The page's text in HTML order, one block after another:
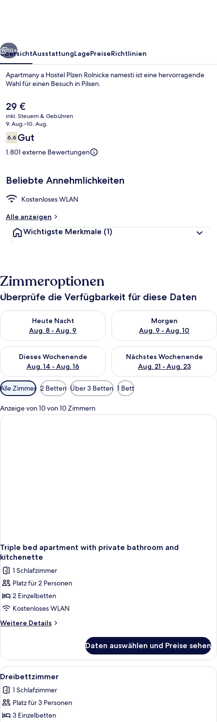
Weiter
10+
ÜbersichtAusstattungLagePreiseRichtlinien
Apartmany a Hostel Plzen Rolnicke namesti ist eine hervorragende
Wahl für einen Besuch in Pilsen.
Der
aktuelle
Preis
beträgt
29 €.
29 €
inkl. Steuern & Gebühren
9. Aug.–10. Aug.
Bewertungen
6,66,6 von 10.
Gut
1.801 externe Bewertungen
Beliebte Annehmlichkeiten
Kostenloses WLAN
Alle anzeigen
Wichtigste Merkmale (1)
Zimmeroptionen
Überprüfe die Verfügbarkeit für diese Daten
Heute Nacht
Aug. 8 - Aug. 9
Überprüfe die Verfügbarkeit für heute Nacht, Aug. 8 - Aug. 9.
Morgen
Aug. 9 - Aug. 10
Überprüfe die Verfügbarkeit
Dieses Wochenende
Aug. 14 - Aug. 16
Überprüfe die Verfügbarkeit für dieses Wochenende, Aug. 14
Nächstes Wochenende
Aug. 21 - Aug. 23
Überprüfe die Verfügbarkeit
Verfügbare
Filter
für
Zimmer
Alle Zimmer 2 Betten Über 3 Betten 1 Bett
Anzeige von 10 von 10 Zimmern
Triple bed apartment with private bathroom and
kitchenette
1 Schlafzimmer
Platz für 2 Personen
2 Einzelbetten
Kostenloses WLAN
Weitere Details
Weitere
bed
apartment
with
bathroom
and
Daten auswählen und Preise sehen
Alle
Fotos
für
Dreibettzimmer
anzeigen
2
Dreibettzimmer
1 Schlafzimmer
Platz für 3 Personen
3 Einzelbetten